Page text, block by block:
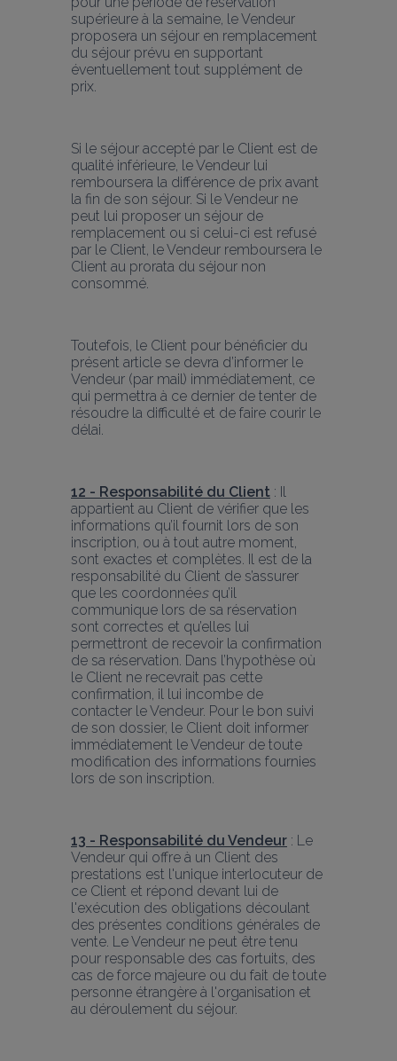
supérieure à la semaine, le Vendeur
proposera un séjour en remplacement
du séjour prévu en supportant
éventuellement tout supplément de
prix.
Si le séjour accepté par le Client est de
qualité inférieure, le Vendeur lui
remboursera la différence de prix avant
la fin de son séjour. Si le Vendeur ne
peut lui proposer un séjour de
remplacement ou si celui-ci est refusé
par le Client, le Vendeur remboursera le
Client au prorata du séjour non
consommé.
Toutefois, le Client pour bénéficier du
présent article se devra d’informer le
Vendeur (par mail) immédiatement, ce
qui permettra à ce dernier de tenter de
résoudre la difficulté et de faire courir le
délai.
12 - Responsabilité du Client : Il
appartient au Client de vérifier que les
informations qu’il fournit lors de son
inscription, ou à tout autre moment,
sont exactes et complètes. Il est de la
responsabilité du Client de s’assurer
que les coordonnées qu’il
communique lors de sa réservation
sont correctes et qu’elles lui
permettront de recevoir la confirmation
de sa réservation. Dans l’hypothèse où
le Client ne recevrait pas cette
confirmation, il lui incombe de
contacter le Vendeur. Pour le bon suivi
de son dossier, le Client doit informer
immédiatement le Vendeur de toute
modification des informations fournies
lors de son inscription.
13 - Responsabilité du Vendeur : Le
Vendeur qui offre à un Client des
prestations est l'unique interlocuteur de
ce Client et répond devant lui de
l'exécution des obligations découlant
des présentes conditions générales de
vente. Le Vendeur ne peut être tenu
pour responsable des cas fortuits, des
cas de force majeure ou du fait de toute
personne étrangère à l'organisation et
au déroulement du séjour.